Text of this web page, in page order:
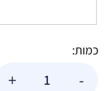
כמות:
-
+